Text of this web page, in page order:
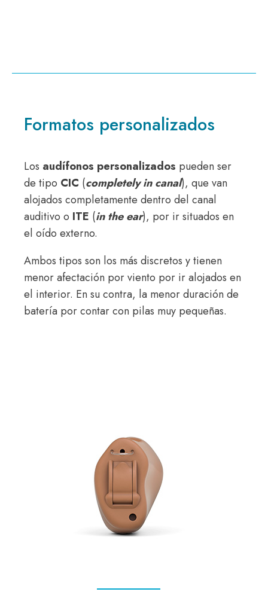
Formatos personalizados
Los audífonos personalizados pueden ser
de tipo CIC (completely in canal), que van
alojados completamente dentro del canal
auditivo o ITE (in the ear), por ir situados en
el oído externo.
Ambos tipos son los más discretos y tienen
menor afectación por viento por ir alojados en
el interior. En su contra, la menor duración de
batería por contar con pilas muy pequeñas.